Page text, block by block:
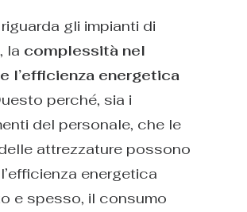
gli impianti di
la complessità nel
l’efficienza energetica
perché, sia i
del personale, che le
attrezzature possono
energetica
e spesso, il consumo